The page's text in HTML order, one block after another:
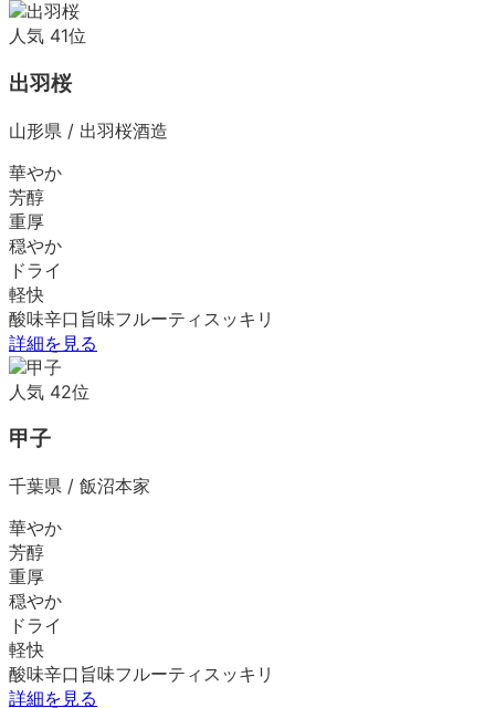
人気 41位
出羽桜
山形県 / 出羽桜酒造
華やか
芳醇
重厚
穏やか
ドライ
軽快
酸味辛口 旨味フルーティ スッキリ
詳細を見る
人気 42位
甲子
千葉県 / 飯沼本家
華やか
芳醇
重厚
穏やか
ドライ
軽快
酸味辛口 旨味フルーティ スッキリ
詳細を見る